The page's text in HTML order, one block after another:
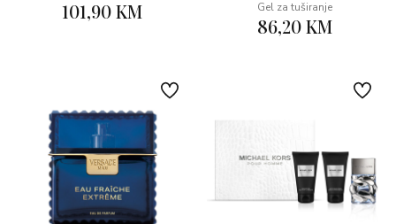
101,90 KM Gel za tuširanje
86,20 KM